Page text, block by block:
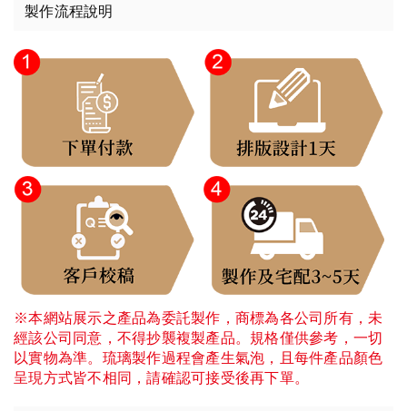
製作流程說明
※本網站展示之產品為委託製作，商標為各公司所有，未
經該公司同意，不得抄襲複製產品。規格僅供參考，一切
以實物為準。琉璃製作過程會產生氣泡，且每件產品顏色
呈現方式皆不相同，請確認可接受後再下單。